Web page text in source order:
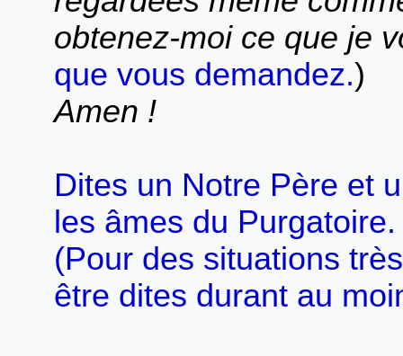
obtenez-moi ce que je
que vous demandez.)
Amen !
Dites un Notre Père et
les âmes du Purgatoire.
(Pour des situations
être dites durant au